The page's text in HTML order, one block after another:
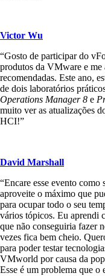
Victor Wu
“Gosto de participar do
produtos da VMware e me
recomendadas. Este ano,
de dois laboratórios
Operations Manager 8 e
muito ver as atualizações
HCI!”
David Marshall
“Encare esse evento como
aproveite o máximo que
para ocupar todo o seu
vários tópicos. Eu aprendi
que não conseguiria fazer
vezes fica bem cheio.
para poder testar
VMworld por causa da
Esse é um problema que o